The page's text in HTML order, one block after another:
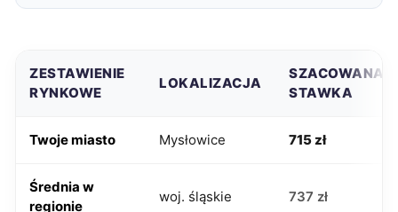
ZESTAWIENIE
RYNKOWE
LOKALIZACJA
SZACOWANA
STAWKA
Twoje miasto Mysłowice 715 zł
Średnia w
regionie
woj. śląskie 737 zł